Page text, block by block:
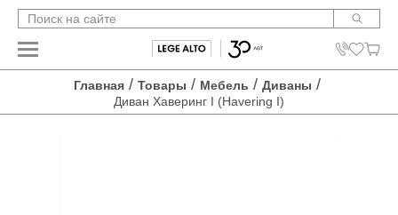
Главная/ Товары / Мебель / Диваны /
Диван Хаверинг I (Havering I)